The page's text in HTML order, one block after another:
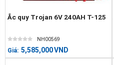
Ắc quy Trojan 6V 240AH T-125
NH00569
Giá: 5,585,000VND